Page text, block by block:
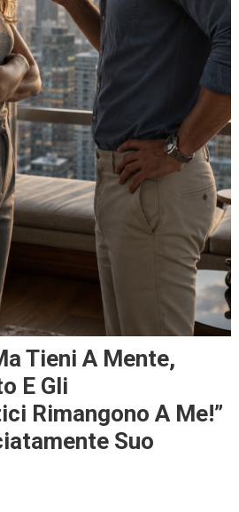
Tieni A Mente,
E Gli
Rimangono A Me!”
Suo